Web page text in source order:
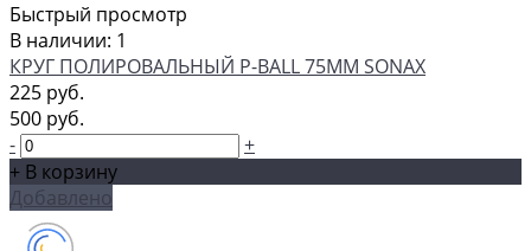
Быстрый просмотр
В наличии: 1
КРУГ ПОЛИРОВАЛЬНЫЙ P-BALL 75ММ SONAX
225 руб.
500 руб.
-
+
+ В корзину
Добавлено